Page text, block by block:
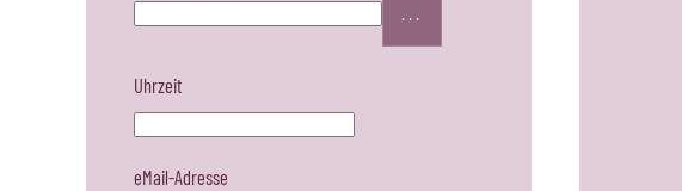
...
Uhrzeit
eMail-Adresse